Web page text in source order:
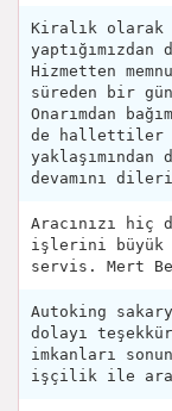
Kiralık olarak
Hizmetten
süreden bir
Onarımdan
de hallettiler
devamını
Aracınızı hiç
işlerini büyük
servis. Mert
Autoking
dolayı
imkanları
işçilik ile